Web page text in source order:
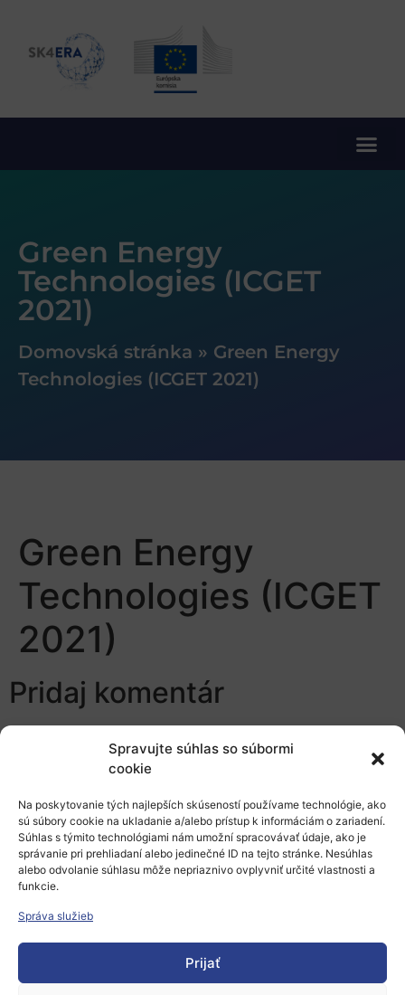
Spravujte súhlas so súbormi
cookie
Na poskytovanie tých najlepších skúseností používame technológie, ako
sú súbory cookie na ukladanie a/alebo prístup k informáciám o zariadení.
Súhlas s týmito technológiami nám umožní spracovávať údaje, ako je
správanie pri prehliadaní alebo jedinečné ID na tejto stránke. Nesúhlas
alebo odvolanie súhlasu môže nepriaznivo ovplyvniť určité vlastnosti a
funkcie.
Správa služieb
Prijať
Green Energy
Technologies (ICGET
2021)
Domovská stránka » Green Energy
Technologies (ICGET 2021)
Green Energy
Technologies (ICGET
2021)
Pridaj komentár
Podporné schémy a služby